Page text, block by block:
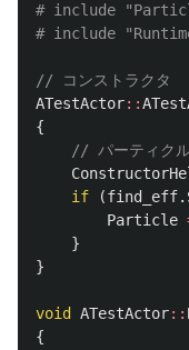
# include
// コンストラクタ
ATestActor::
{
// パーティク
if
(find_eff.
Particle
}
}
void ATestActor::
{